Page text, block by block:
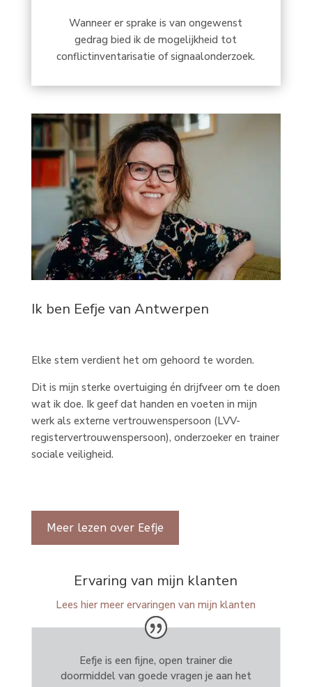
Wanneer er sprake is van ongewenst
gedrag bied ik de mogelijkheid tot
conflictinventarisatie of signaalonderzoek.
Ik ben Eefje van Antwerpen
Elke stem verdient het om gehoord te worden.
Dit is mijn sterke overtuiging én drijfveer om te doen
wat ik doe. Ik geef dat handen en voeten in mijn
werk als externe vertrouwenspersoon (LVV-
registervertrouwenspersoon), onderzoeker en trainer
sociale veiligheid.
Meer lezen over Eefje
Ervaring van mijn klanten
Lees hier meer ervaringen van mijn klanten
Eefje is een fijne, open trainer die
doormiddel van goede vragen je aan het